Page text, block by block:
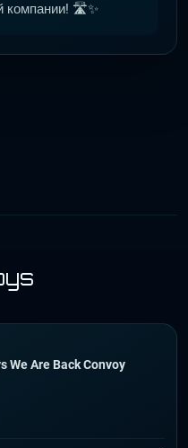
компании! 🛣️✨
We Are Back Convoy